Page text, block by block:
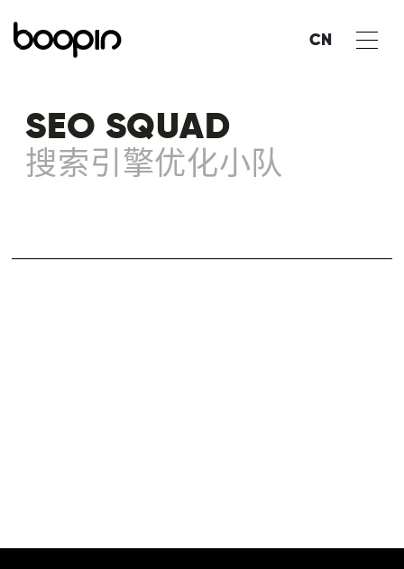
CN
SEO SQUAD
搜索引擎优化小队